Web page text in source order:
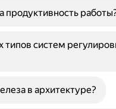
продуктивность
систем
в архитектуре?